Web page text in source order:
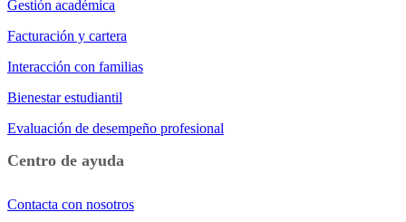
Gestión académica
Facturación y cartera
Interacción con familias
Bienestar estudiantil
Evaluación de desempeño profesional
Centro de ayuda
Contacta con nosotros